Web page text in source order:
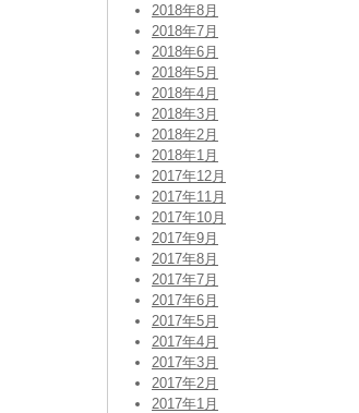
2018年8月
2018年7月
2018年6月
2018年5月
2018年4月
2018年3月
2018年2月
2018年1月
2017年12月
2017年11月
2017年10月
2017年9月
2017年8月
2017年7月
2017年6月
2017年5月
2017年4月
2017年3月
2017年2月
2017年1月